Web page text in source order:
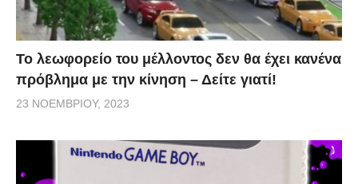
Το λεωφορείο του μέλλοντος δεν θα έχει κανένα
πρόβλημα με την κίνηση – Δείτε γιατί!
23 ΝΟΕΜΒΡΊΟΥ, 2023